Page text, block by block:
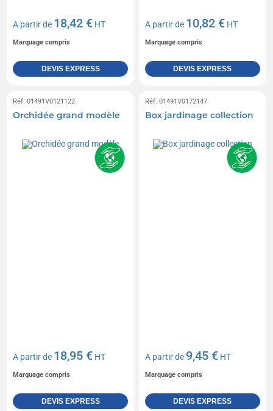
A partir de 18,42 € HT
Marquage compris
DEVIS EXPRESS
A partir de 10,82 € HT
Marquage compris
DEVIS EXPRESS
Réf. 01491V0121122
Orchidée grand modèle
A partir de 18,95 € HT
Marquage compris
DEVIS EXPRESS
Réf. 01491V0172147
Box jardinage collection
A partir de 9,45 € HT
Marquage compris
DEVIS EXPRESS